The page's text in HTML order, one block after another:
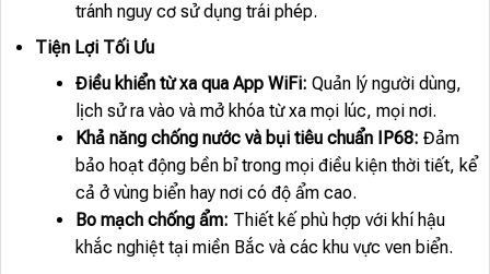
tránh nguy cơ sử dụng trái phép.
Tiện Lợi Tối Ưu
Điều khiển từ xa qua App WiFi: Quản lý người dùng,
lịch sử ra vào và mở khóa từ xa mọi lúc, mọi nơi.
Khả năng chống nước và bụi tiêu chuẩn IP68: Đảm
bảo hoạt động bền bỉ trong mọi điều kiện thời tiết, kể
cả ở vùng biển hay nơi có độ ẩm cao.
Bo mạch chống ẩm: Thiết kế phù hợp với khí hậu
khắc nghiệt tại miền Bắc và các khu vực ven biển.